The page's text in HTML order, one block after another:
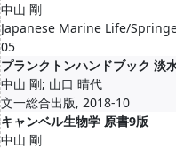
中山 剛
Japanese Marine Life/
05
プランクトンハンドブック 淡
中山 剛; 山口 晴代
文一総合出版, 2018-10
キャンベル生物学 原書9版
中山 剛